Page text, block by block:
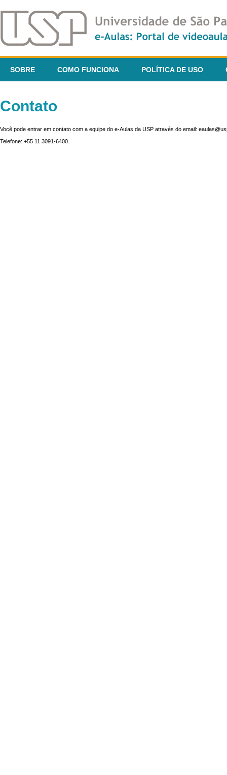
SOBRE COMO FUNCIONA POLÍTICA DE USO
Contato
Você pode entrar em contato com a equipe do e-Aulas da USP através do email:
Telefone: +55 11 3091-6400.